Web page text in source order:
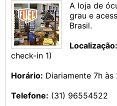
A loja de
grau e
Brasil.
Localização:
check-in 1)
Horário: Diariamente 7h às
Telefone: (31) 96554522